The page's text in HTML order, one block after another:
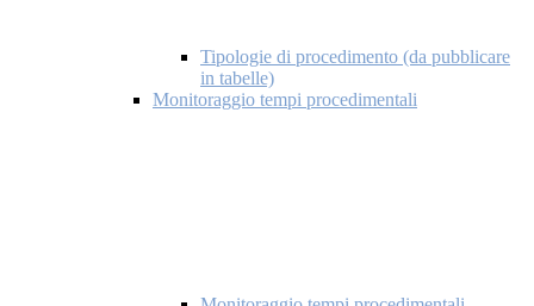
Tipologie di procedimento (da pubblicare
in tabelle)
Monitoraggio tempi procedimentali